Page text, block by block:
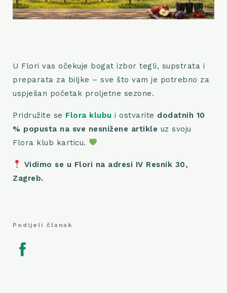
U Flori vas očekuje bogat izbor tegli, supstrata i
preparata za biljke – sve što vam je potrebno za
uspješan početak proljetne sezone.
Pridružite se Flora klubu i ostvarite dodatnih 10
% popusta na sve nesnižene artikle uz svoju
Flora klub karticu.
Vidimo se u Flori na adresi IV Resnik 30,
Zagreb.
Podijeli članak